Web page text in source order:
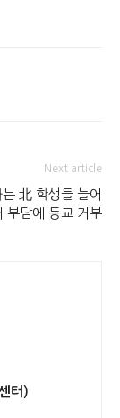
Next article
北 학생들 늘어
부담에 등교 거부
터)